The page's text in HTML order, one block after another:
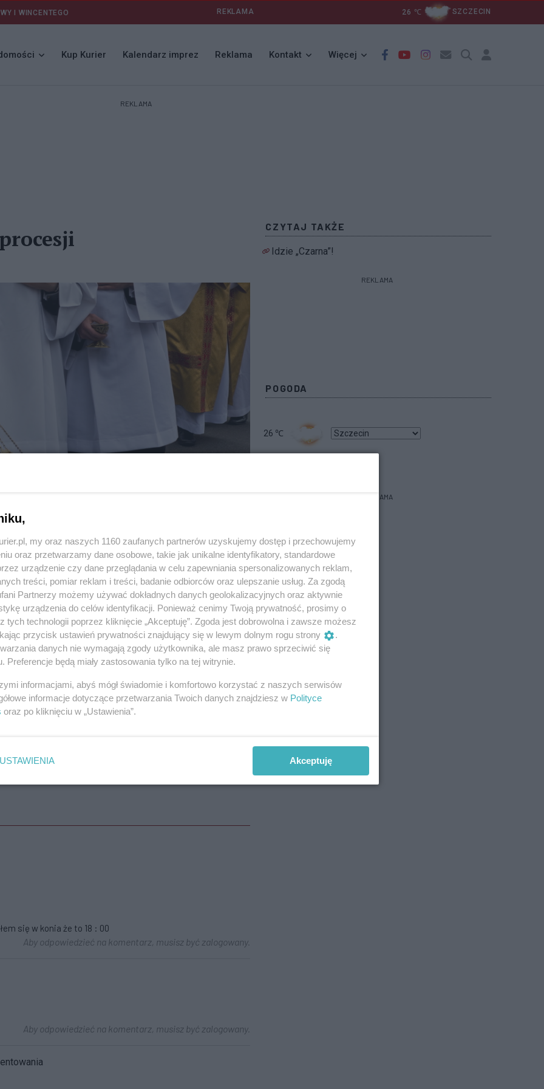
I WINCENTEGO REKLAMA 26 ℃ SZCZECIN
Kup Kurier Kalendarz imprez Reklama Kontakt Więcej
REKLAMA
15 lutego) procesją od godz. 20 do
jej trasie. Będzie ona przebiegać ulicami:
pl. Żołnierza Polskiego, Farną i
REKLAMA
sposób dynamiczny, tzn. przy zabezpieczeniu
się w konia że to 18 : 00
Aby odpowiedzieć na komentarz, musisz być zalogowany.
Aby odpowiedzieć na komentarz, musisz być zalogowany.
CZYTAJ TAKŻE
Idzie „Czarna”!
REKLAMA
POGODA
26 ℃
REKLAMA
my oraz naszych 1160 zaufanych partnerów uzyskujemy dostęp i przechowujemy
oraz przetwarzamy dane osobowe, takie jak unikalne identyfikatory, standardowe
urządzenie czy dane przeglądania w celu zapewniania spersonalizowanych reklam,
treści, pomiar reklam i treści, badanie odbiorców oraz ulepszanie usług. Za zgodą
Partnerzy możemy używać dokładnych danych geolokalizacyjnych oraz aktywnie
urządzenia do celów identyfikacji. Ponieważ cenimy Twoją prywatność, prosimy o
tych technologii poprzez kliknięcie „Akceptuję”. Zgoda jest dobrowolna i zawsze możesz
przycisk ustawień prywatności znajdujący się w lewym dolnym rogu strony
.
danych nie wymagają zgody użytkownika, ale masz prawo sprzeciwić się
Preferencje będą miały zastosowania tylko na tej witrynie.
informacjami, abyś mógł świadomie i komfortowo korzystać z naszych serwisów
informacje dotyczące przetwarzania Twoich danych znajdziesz w Polityce
oraz po kliknięciu w „Ustawienia”.
USTAWIENIA Akceptuję